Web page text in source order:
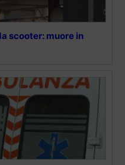
scooter: muore in